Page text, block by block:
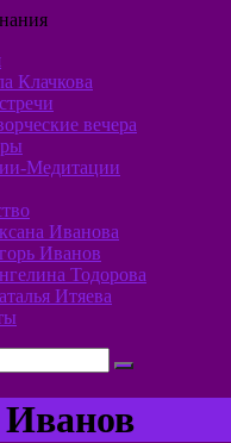
Клачкова
вечера
Медитации
Иванова
Иванов
Тодорова
Итяева